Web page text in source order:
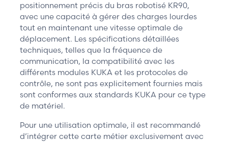
positionnement précis du bras robotisé KR90,
avec une capacité à gérer des charges lourdes
tout en maintenant une vitesse optimale de
déplacement. Les spécifications détaillées
techniques, telles que la fréquence de
communication, la compatibilité avec les
différents modules KUKA et les protocoles de
contrôle, ne sont pas explicitement fournies mais
sont conformes aux standards KUKA pour ce type
de matériel.
Pour une utilisation optimale, il est recommandé
d’intégrer cette carte métier exclusivement avec